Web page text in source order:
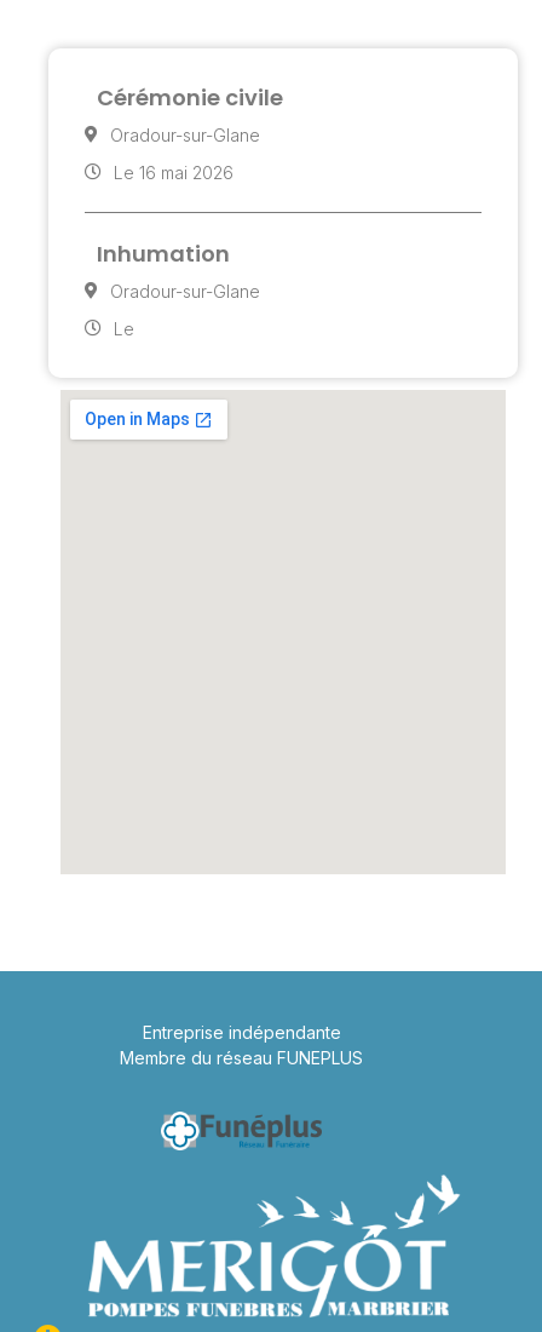
Cérémonie civile
Oradour-sur-Glane
Le 16 mai 2026
Inhumation
Oradour-sur-Glane
Le
Entreprise indépendante
Membre du réseau FUNEPLUS